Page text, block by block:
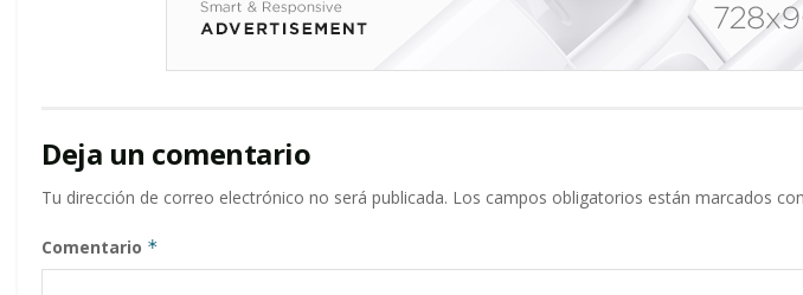
Deja un comentario
Tu dirección de correo electrónico no será publicada. Los campos obligatorios están marcados con
Comentario *